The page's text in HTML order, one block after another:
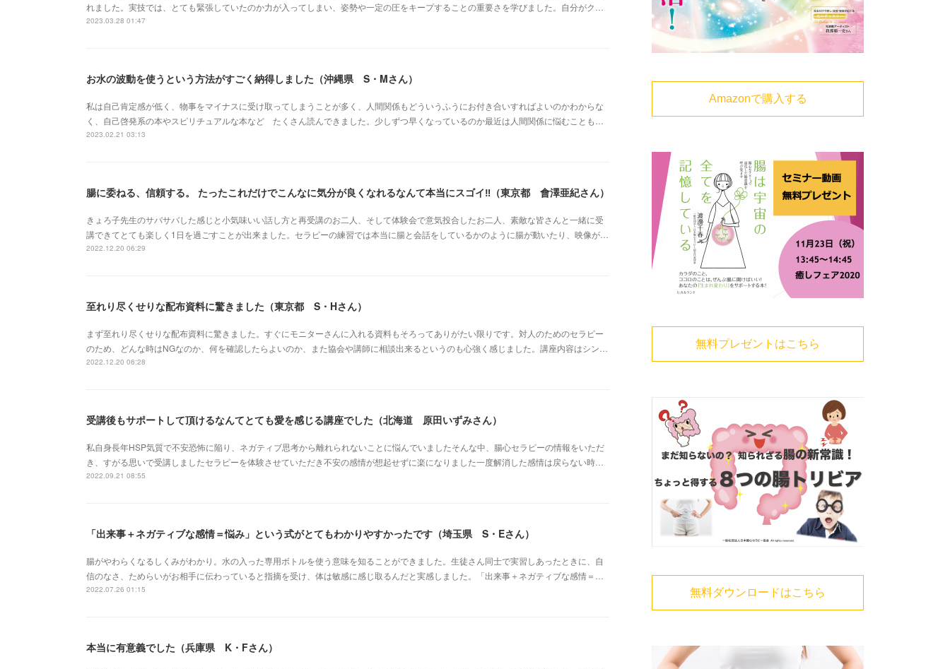
れました。実技では、とても緊張していたのか力が入ってしまい、姿勢や一定の圧をキープすることの重要さを学びました。自分がク…
2023.03.28 01:47
お水の波動を使うという方法がすごく納得しました（沖縄県 S・Mさん）
私は自己肯定感が低く、物事をマイナスに受け取ってしまうことが多く、人間関係もどういうふうにお付き合いすればよいのかわからな
く、自己啓発系の本やスピリチュアルな本など たくさん読んできました。少しずつ早くなっているのか最近は人間関係に悩むことも…
2023.02.21 03:13
腸に委ねる、信頼する。 たったこれだけでこんなに気分が良くなれるなんて本当にスゴイ‼︎（東京都 會澤亜紀さん）
きょろ子先生のサバサバした感じと小気味いい話し方と再受講のお二人、そして体験会で意気投合したお二人、素敵な皆さんと一緒に受
講できてとても楽しく1日を過ごすことが出来ました。セラピーの練習では本当に腸と会話をしているかのように腸が動いたり、映像が…
2022.12.20 06:29
至れり尽くせりな配布資料に驚きました（東京都 S・Hさん）
まず至れり尽くせりな配布資料に驚きました。すぐにモニターさんに入れる資料もそろってありがたい限りです。対人のためのセラピー
のため、どんな時はNGなのか、何を確認したらよいのか、また協会や講師に相談出来るというのも心強く感じました。講座内容はシン…
2022.12.20 06:28
受講後もサポートして頂けるなんてとても愛を感じる講座でした（北海道 原田いずみさん）
私自身長年HSP気質で不安恐怖に陥り、ネガティブ思考から離れられないことに悩んでいましたそんな中、腸心セラピーの情報をいただ
き、すがる思いで受講しましたセラピーを体験させていただき不安の感情が想起せずに楽になりました一度解消した感情は戻らない時…
2022.09.21 08:55
「出来事＋ネガティブな感情＝悩み」という式がとてもわかりやすかったです（埼玉県 S・Eさん）
腸がやわらくなるしくみがわかり。水の入った専用ボトルを使う意味を知ることができました。生徒さん同士で実習しあったときに、自
信のなさ、ためらいがお相手に伝わっていると指摘を受け、体は敏感に感じ取るんだと実感しました。「出来事＋ネガティブな感情＝…
2022.07.26 01:15
本当に有意義でした（兵庫県 K・Fさん）
Amazonで購入する
無料プレゼントはこちら
無料ダウンロードはこちら